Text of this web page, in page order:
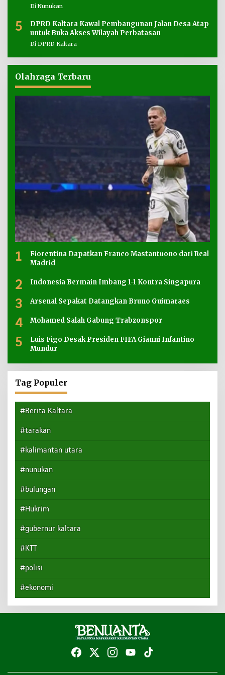
Di Nunukan
5
DPRD Kaltara Kawal Pembangunan Jalan Desa Atap
untuk Buka Akses Wilayah Perbatasan
Di DPRD Kaltara
Olahraga Terbaru
1
Fiorentina Dapatkan Franco Mastantuono dari Real
Madrid
2 Indonesia Bermain Imbang 1-1 Kontra Singapura
3 Arsenal Sepakat Datangkan Bruno Guimaraes
4 Mohamed Salah Gabung Trabzonspor
5
Luis Figo Desak Presiden FIFA Gianni Infantino
Mundur
Tag Populer
#Berita Kaltara
#tarakan
#kalimantan utara
#nunukan
#bulungan
#Hukrim
#gubernur kaltara
#KTT
#polisi
#ekonomi